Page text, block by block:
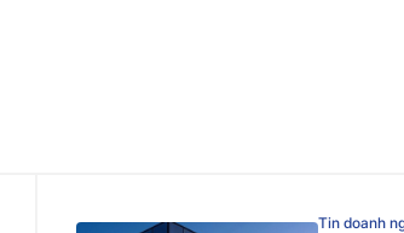
Tin doanh